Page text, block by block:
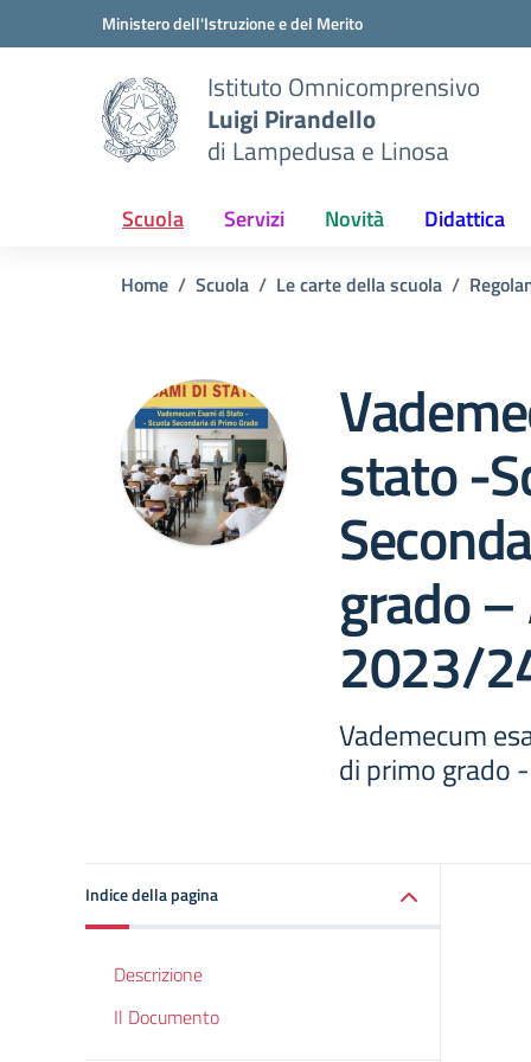
Vai ai contenuti
Vai al menu di navigazioneMinistero dell'Istruzione e del Merito
Istituto Omnicomprensivo
Luigi Pirandello
di Lampedusa e Linosa
Scuola Servizi Novità Didattica
Home Scuola Le carte della scuola
stato -
grado
2023/
Vademecum
di primo grado
Indice della pagina
Descrizione
Il Documento